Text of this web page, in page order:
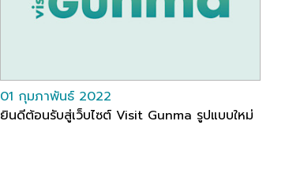
01 กุมภาพันธ์ 2022
ยินดีต้อนรับสู่เว็บไซต์ Visit Gunma รูปแบบใหม่